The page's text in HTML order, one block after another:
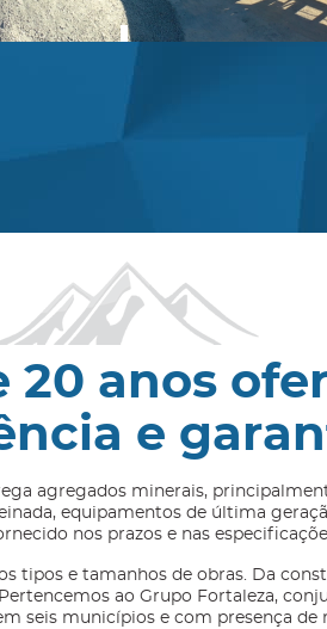
parceiros
20 anos
e
agregados minerais,
equipamentos de última
nos prazos e nas
tipos e tamanhos de obras. Da
ao Grupo Fortaleza,
seis municípios e com presença